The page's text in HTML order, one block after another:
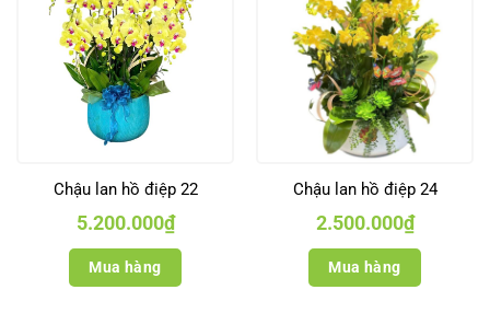
Chậu lan hồ điệp 22
5.200.000₫
Mua hàng
Chậu lan hồ điệp 24
2.500.000₫
Mua hàng